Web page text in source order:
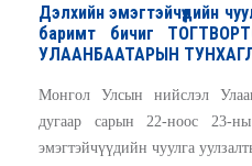
Дэлхийн эмэгтэйчүүдийн
баримт бичиг
УЛААНБААТАРЫН
Монгол Улсын нийслэл
дугаар сарын 22-ноос 23-
эмэгтэйчүүдийн чуулга